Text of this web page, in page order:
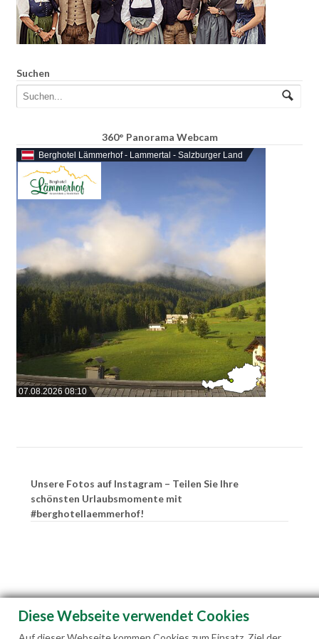
Suchen
360° Panorama Webcam
Berghotel Lämmerhof - Lammertal - Salzburger Land
07.08.2026 08:10
Unsere Fotos auf Instagram – Teilen Sie Ihre
schönsten Urlaubsmomente mit
#berghotellaemmerhof!
Diese Webseite verwendet Cookies